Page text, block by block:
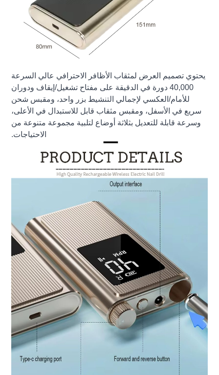
يحتوي تصميم العرض لمثقاب الأظافر الاحترافي عالي السرعة
40,000 دورة في الدقيقة على مفتاح تشغيل/إيقاف ودوران
للأمام/العكسي لإجمالي التنشيط بزر واحد، ومقبس شحن
سريع في الأسفل، ومقبس مثقاب قابل للاستبدال في الأعلى،
وسرعة قابلة للتعديل بثلاثة أوضاع لتلبية مجموعة متنوعة من
الاحتياجات.